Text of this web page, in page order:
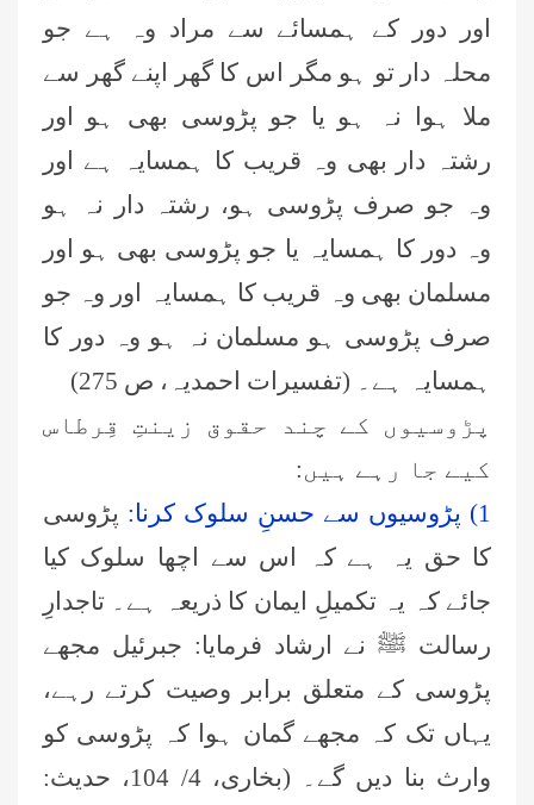
اور دور کے ہمسائے سے مراد وہ ہے جو
محلہ دار تو ہو مگر اس کا گھر اپنے گھر سے
ملا ہوا نہ ہو یا جو پڑوسی بھی ہو اور
رشتہ دار بھی وہ قریب کا ہمسایہ ہے اور
وہ جو صرف پڑوسی ہو، رشتہ دار نہ ہو
وہ دور کا ہمسایہ یا جو پڑوسی بھی ہو اور
مسلمان بھی وہ قریب کا ہمسایہ اور وہ جو
صرف پڑوسی ہو مسلمان نہ ہو وہ دور کا
ہمسایہ ہے۔ (تفسیرات احمدیہ، ص 275)
پڑوسیوں کے چند حقوق زینتِ قِرطاس
کیے جا رہے ہیں:
1) پڑوسیوں سے حسنِ سلوک کرنا:
پڑوسی
کا حق یہ ہے کہ اس سے اچھا سلوک کیا
جائے کہ یہ تکمیلِ ایمان کا ذریعہ ہے۔ تاجدارِ
رسالت ﷺ نے ارشاد فرمایا: جبرئیل مجھے
پڑوسی کے متعلق برابر وصیت کرتے رہے،
یہاں تک کہ مجھے گمان ہوا کہ پڑوسی کو
وارث بنا دیں گے۔ (بخاری، 4/ 104، حدیث: